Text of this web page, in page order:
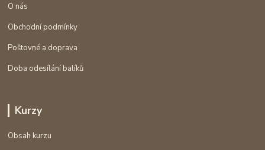
O nás
Obchodní podmínky
Poštovné a doprava
Doba odesílání balíků
Kurzy
Obsah kurzu